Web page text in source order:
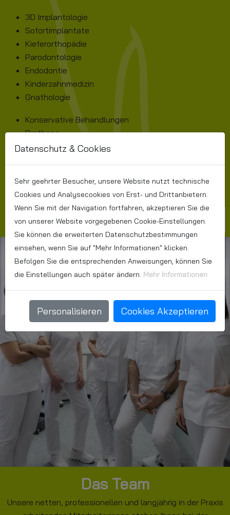
3D Implantologie
Sofortimplantate
Kieferorthopädie
Parodontologie
Endodontie
Kinderzahnmedizin
Gnathologie
Konservative Behandlungen
Prothese
Ästhetik
Laser-Therapie
mehr lesen
Das Team
Unsere netten, professionellen und langjährig in der Praxis
Datenschutz & Cookies
Sehr geehrter Besucher, unsere Website nutzt technische
Cookies und Analysecookies von Erst- und Drittanbietern.
Wenn Sie mit der Navigation fortfahren, akzeptieren Sie die
von unserer Website vorgegebenen Cookie-Einstellungen.
Sie können die erweiterten Datenschutzbestimmungen
einsehen, wenn Sie auf "Mehr Informationen" klicken.
Befolgen Sie die entsprechenden Anweisungen, können Sie
die Einstellungen auch später ändern. Mehr Informationen
Personalisieren Cookies Akzeptieren